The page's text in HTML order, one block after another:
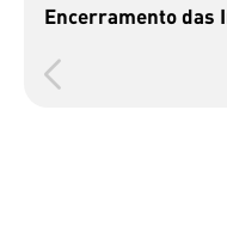
Encerramento das